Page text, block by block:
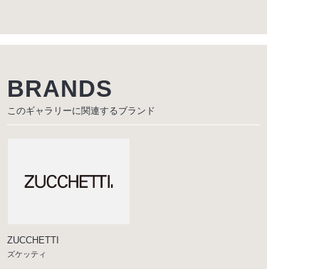
BRANDS
このギャラリーに関連するブランド
ZUCCHETTI
ズケッティ